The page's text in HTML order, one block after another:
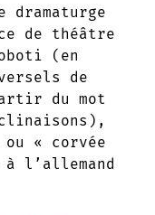
de théâtre
(en
de
du mot
« corvée
l’allemand